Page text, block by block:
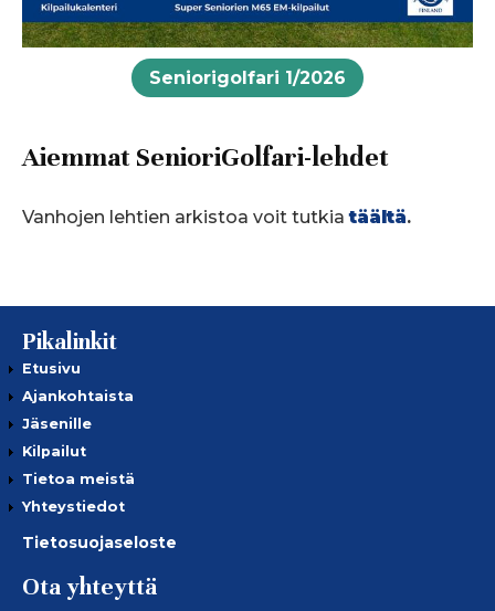
Seniorigolfari 1/2026
Aiemmat SenioriGolfari-lehdet
Vanhojen lehtien arkistoa voit tutkiatäältä.
Pikalinkit
Etusivu
Ajankohtaista
Jäsenille
Kilpailut
Tietoa meistä
Yhteystiedot
Tietosuojaseloste
Ota yhteyttä